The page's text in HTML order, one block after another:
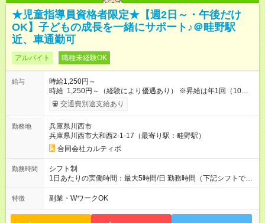
★児童指導員資格者限定★【週2日～・午後だけ
OK】子どもの成長を一緒にサポート♪＠畦野駅
近、車通勤可
アルバイト 職種未経験OK
給与
時給1,250円～
時給 1,250円～（経験により優遇あり） ※昇給は年1回（10月）
給与例） 週3日・午後3時間勤務で月約4万5千円 週4日・午
後4時間勤務で月約8万円など 扶養枠の調整も可能です。 【試用
本採用時と同じです。
交通費別途支給あり
勤務地
兵庫県川西市
兵庫県川西市大和西2-1-17（最寄り駅：畦野駅）
合同会社カルティボ
勤務時間
シフト制
1日あたりの実働時間：最大5時間/日 勤務時間（下記シフトで週
2日以上） 月～金 14：30～18：30 休憩0分 土 13：30～
18：30 休憩0分
特徴 副業・WワークOK